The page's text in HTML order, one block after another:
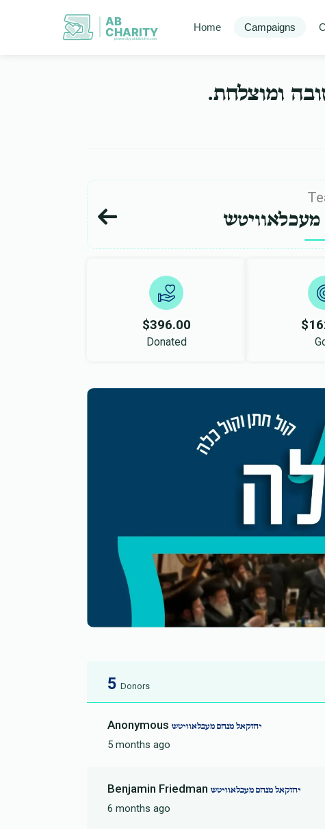
AB
CHARITY
powerd by ahblicklive.com
Home Campaigns
ומוצלחת.
$396.00
Donated
5 Donors
Anonymousיחזקאל מנחם מעכלאוויטש
5 months ago
Benjamin Friedmanיחזקאל מנחם מעכלאוויטש
6 months ago